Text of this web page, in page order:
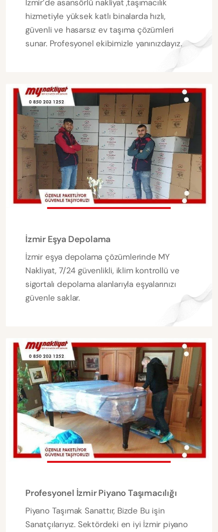
İzmir’de asansörlü nakliyat ,taşımacılık
hizmetiyle yüksek katlı binalarda hızlı,
güvenli ve hasarsız ev taşıma çözümleri
sunar. Profesyonel ekibimizle yanınızdayız.
İzmir Eşya Depolama
İzmir eşya depolama çözümlerinde MY
Nakliyat, 7/24 güvenlikli, iklim kontrollü ve
sigortalı depolama alanlarıyla eşyalarınızı
güvenle saklar.
Profesyonel İzmir Piyano Taşımacılığı
Piyano Taşımak Sanattır, Bizde Bu işin
Sanatçılarıyız. Sektördeki en iyi İzmir piyano